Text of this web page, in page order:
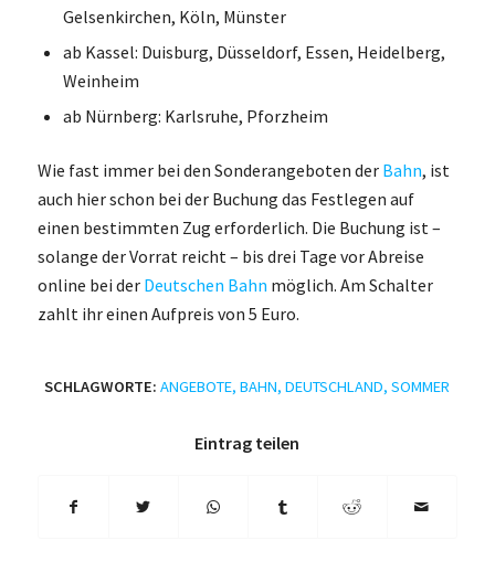
Gelsenkirchen, Köln, Münster
ab Kassel: Duisburg, Düsseldorf, Essen, Heidelberg,
Weinheim
ab Nürnberg: Karlsruhe, Pforzheim
Wie fast immer bei den Sonderangeboten der Bahn, ist
auch hier schon bei der Buchung das Festlegen auf
einen bestimmten Zug erforderlich. Die Buchung ist –
solange der Vorrat reicht – bis drei Tage vor Abreise
online bei der Deutschen Bahn möglich. Am Schalter
zahlt ihr einen Aufpreis von 5 Euro.
SCHLAGWORTE: ANGEBOTE,BAHN,DEUTSCHLAND,SOMMER
Eintrag teilen